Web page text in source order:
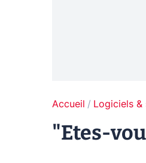
Accueil Logiciels &
"Etes-